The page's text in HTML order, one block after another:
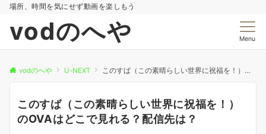
場所、時間を気にせず動画を楽しもう
vodのへや Menu
vodのへや U-NEXT このすば（この素晴らしい世界に祝福を！）のOVAはどこで見れる？配信先は？
このすば（この素晴らしい世界に祝福を！）
のOVAはどこで見れる？配信先は？